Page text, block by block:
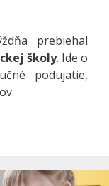
prebiehal
školy. Ide o
podujatie,